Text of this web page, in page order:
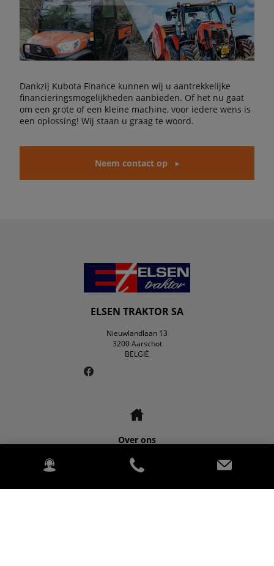
Dankzij Kubota Finance kunnen wij u aantrekkelijke
financieringsmogelijkheden aanbieden. Of het nu gaat
om een grote of een kleine machine, voor iedere wens is
een oplossing! Wij staan u graag te woord.
Neem contact op
ELSEN TRAKTOR SA
Nieuwlandlaan 13
3200 Aarschot
BELGIË
Over ons
Contact